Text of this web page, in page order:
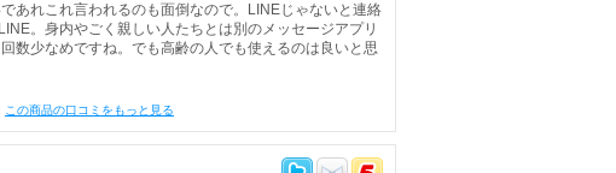
あれこれ言われるのも面倒なので。LINEじゃないと連絡
。身内やごく親しい人たちとは別のメッセージアプリ
数少なめですね。でも高齢の人でも使えるのは良いと思
この商品の口コミをもっと見る